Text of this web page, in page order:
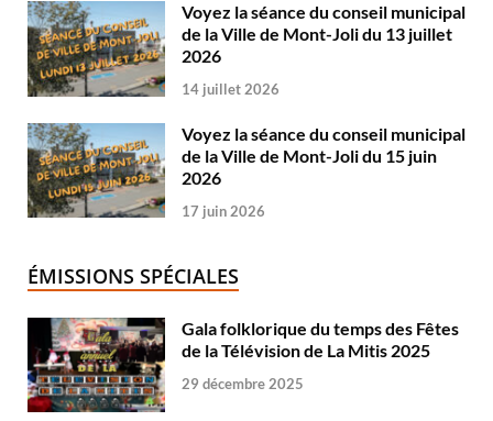
Voyez la séance du conseil municipal
de la Ville de Mont-Joli du 13 juillet
2026
14 juillet 2026
Voyez la séance du conseil municipal
de la Ville de Mont-Joli du 15 juin
2026
17 juin 2026
ÉMISSIONS SPÉCIALES
Gala folklorique du temps des Fêtes
de la Télévision de La Mitis 2025
29 décembre 2025